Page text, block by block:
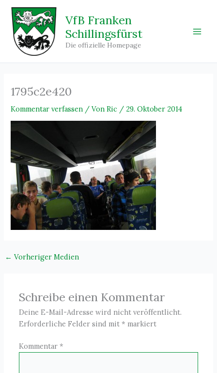
Zum
Inhalt
springen
VfB Franken
Schillingsfürst
Die offizielle Homepage
1795c2e420
Kommentar verfassen / VonRic / 29. Oktober 2014
← Vorheriger Medien
Schreibe einen Kommentar
Deine E-Mail-Adresse wird nicht veröffentlicht.
Erforderliche Felder sind mit* markiert
Kommentar*